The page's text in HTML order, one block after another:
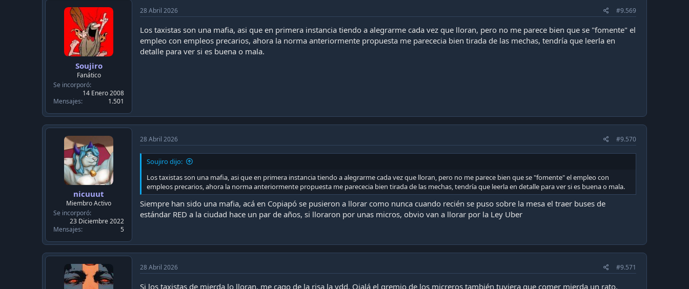
i
o
n
s
:
Soujiro
Fanático
Se incorporó
14 Enero 2008
Mensajes
1.501
28 Abril 2026 #9.569
Los taxistas son una mafia, asi que en primera instancia tiendo a alegrarme cada vez que lloran, pero no me parece bien que se "fomente" el
empleo con empleos precarios, ahora la norma anteriormente propuesta me parececia bien tirada de las mechas, tendría que leerla en
detalle para ver si es buena o mala.
nicuuut
Miembro Activo
Se incorporó
23 Diciembre 2022
Mensajes
5
28 Abril 2026 #9.570
Soujiro dijo:
Los taxistas son una mafia, asi que en primera instancia tiendo a alegrarme cada vez que lloran, pero no me parece bien que se "fomente" el empleo con
empleos precarios, ahora la norma anteriormente propuesta me parececia bien tirada de las mechas, tendría que leerla en detalle para ver si es buena o mala.
Siempre han sido una mafia, acá en Copiapó se pusieron a llorar como nunca cuando recién se puso sobre la mesa el traer buses de
estándar RED a la ciudad hace un par de años, si lloraron por unas micros, obvio van a llorar por la Ley Uber
28 Abril 2026 #9.571
Si los taxistas de mierda lo lloran, me cago de la risa la vdd. Ojalá el gremio de los micreros también tuviera que comer mierda un rato,